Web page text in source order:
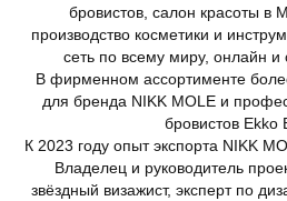
бровистов, салон красоты в
производство косметики и
сеть по всему миру, онлайн
В фирменном ассортименте
для бренда NIKK MOLE и
бровистов Ekko
К 2023 году опыт экспорта NIKK
Владелец и руководитель
звёздный визажист, эксперт по